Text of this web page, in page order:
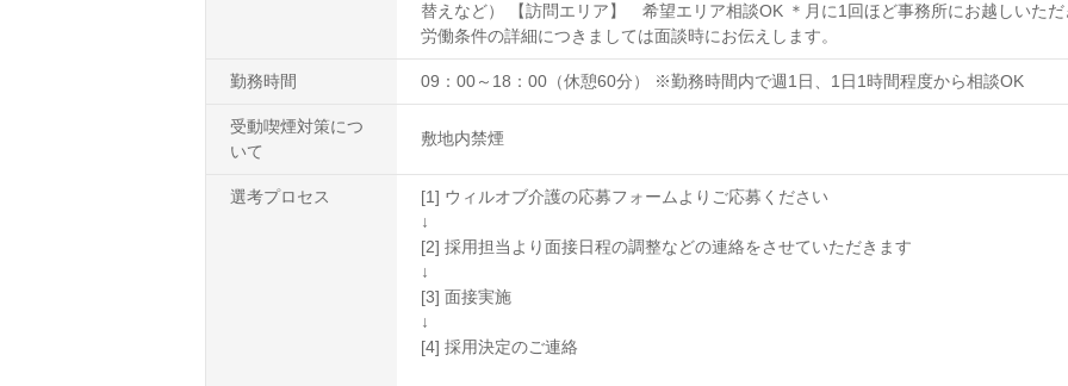
替えなど） 【訪問エリア】 希望エリア相談OK ＊月に1回ほど事務所にお越しいただ
労働条件の詳細につきましては面談時にお伝えします。
勤務時間 09：00～18：00（休憩60分） ※勤務時間内で週1日、1日1時間程度から相談OK
受動喫煙対策につ
いて
敷地内禁煙
選考プロセス
[1] ウィルオブ介護の応募フォームよりご応募ください
↓
[2] 採用担当より面接日程の調整などの連絡をさせていただきます
↓
[3] 面接実施
↓
[4] 採用決定のご連絡